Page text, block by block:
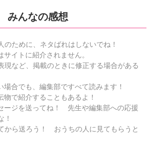
みんなの感想
ために、ネタばれはしないでね！
イトに紹介されません。
など、掲載のときに修正する場合がある
合でも、編集部ですべて読みます！
で紹介することもあるよ！
ージを送ってね！ 先生や編集部への応援
！
から送ろう！ おうちの人に見てもらうと